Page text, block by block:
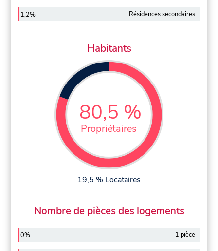
1,2% Résidences secondaires
Habitants
80,5 %
Propriétaires
19,5 % Locataires
Nombre de pièces des logements
0% 1 pièce